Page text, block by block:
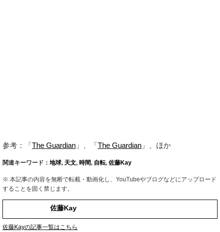
参考：「The Guardian 」、「The Guardian 」、ほか
関連キーワード： 地球, 天文, 時間, 自転, 佐藤Kay
※ 本記事の内容を無断で転載・動画化し、YouTubeやブログなどにアップロード
することを固く禁じます。
佐藤Kay
佐藤Kayの記事一覧はこちら